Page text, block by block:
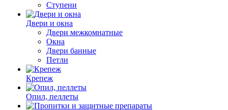
Ступени
Двери и окна
Двери межкомнатные
Окна
Двери банные
Петли
Крепеж
Опил, пеллеты